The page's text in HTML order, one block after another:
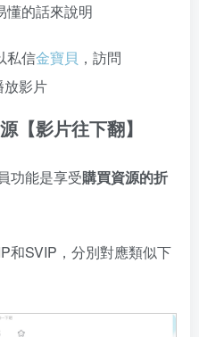
懂的話來說明
私信金寶貝 ，訪問
放影片
【影片往下翻】
功能是享受購買資源的折
和SVIP，分別對應類似下